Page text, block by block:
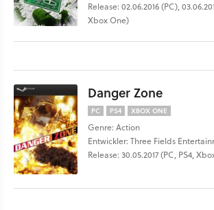
Release: 02.06.2016 (PC),
Xbox One)
Danger Zone
PC PS4 XBOX ONE
Genre: Action
Entwickler: Three Fields
Release: 30.05.2017 (PC, PS4,